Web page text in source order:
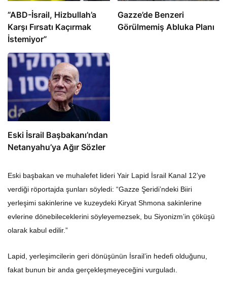
​​​​​​​”ABD-İsrail, Hizbullah’a
Karşı Fırsatı Kaçırmak
İstemiyor”
​​​​​​​Gazze’de Benzeri
Görülmemiş Abluka Planı
Eski İsrail Başbakanı’ndan
Netanyahu’ya Ağır Sözler
Eski başbakan ve muhalefet lideri Yair Lapid İsrail Kanal 12’ye
verdiği röportajda şunları söyledi: “Gazze Şeridi’ndeki Biiri
yerleşimi sakinlerine ve kuzeydeki Kiryat Shmona sakinlerine
evlerine dönebileceklerini söyleyemezsek, bu Siyonizm’in çöküşü
olarak kabul edilir.”
Lapid, yerleşimcilerin geri dönüşünün İsrail’in hedefi olduğunu,
fakat bunun bir anda gerçekleşmeyeceğini vurguladı.